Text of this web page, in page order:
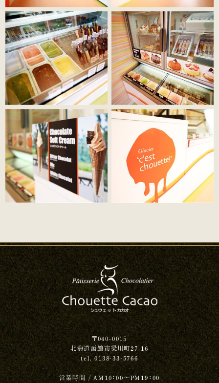
〒040-0015
北海道函館市梁川町27-16
tel. 0138-33-5766
営業時間 / AM10：00～PM19：00